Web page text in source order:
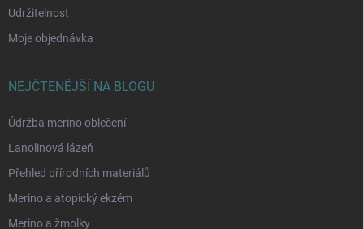
Udržitelnost
Moje objednávka
NEJČTENĚJŠÍ NA BLOGU
Údržba merino oblečení
Lanolinová lázeň
Přehled přírodních materiálů
Merino a atopický ekzém
Merino a žmolky